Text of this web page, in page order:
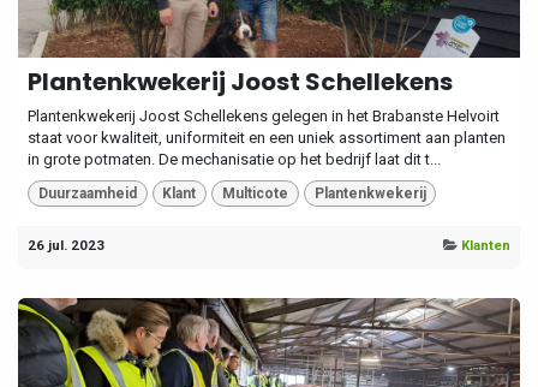
Plantenkwekerij Joost Schellekens
Plantenkwekerij Joost Schellekens gelegen in het Brabanste Helvoirt
staat voor kwaliteit, uniformiteit en een uniek assortiment aan planten
in grote potmaten. De mechanisatie op het bedrijf laat dit t...
Duurzaamheid Klant Multicote Plantenkwekerij
26 jul. 2023 Klanten